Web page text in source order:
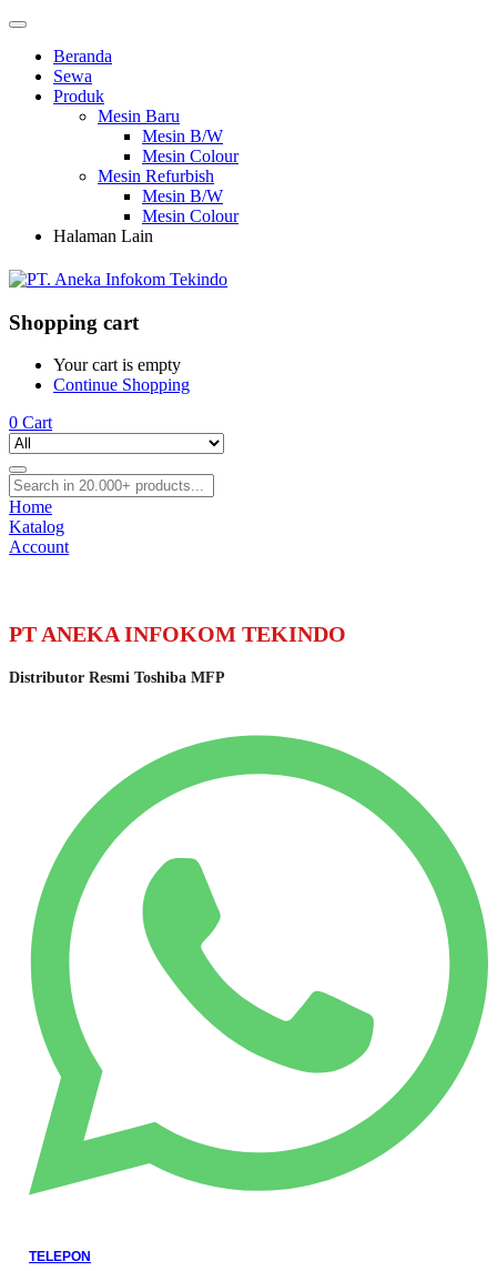
Beranda
Sewa
Produk
Mesin Baru
Mesin B/W
Mesin Colour
Mesin Refurbish
Mesin B/W
Mesin Colour
Halaman Lain
Shopping cart
Your cart is empty
Continue Shopping
0 Cart
Home
Katalog
Account
PT ANEKA INFOKOM TEKINDO
Distributor Resmi Toshiba MFP
TELEPON